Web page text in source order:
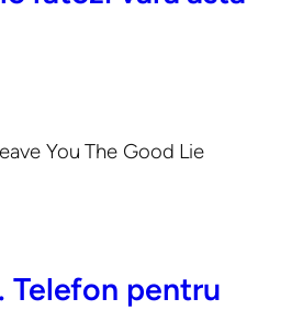
You The Good Lie
Telefon pentru